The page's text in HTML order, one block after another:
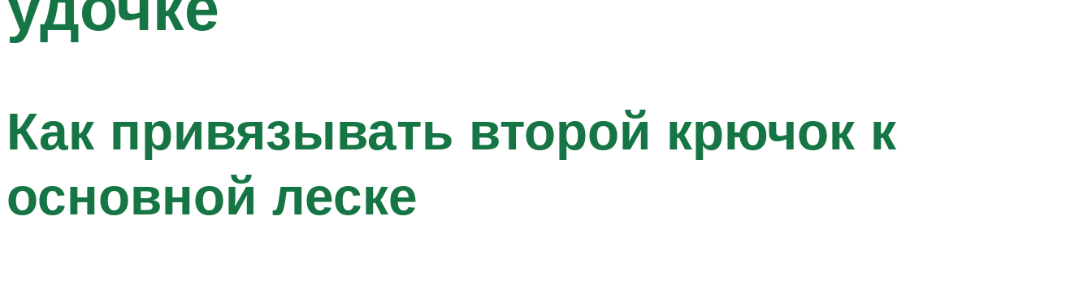
Как привязывать второй крючок к
основной леске